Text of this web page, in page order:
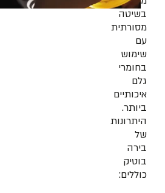
בשיטה
מסורתית
עם
שימוש
בחומרי
גלם
איכותיים
ביותר.
היתרונות
של
בירה
בוטיק
כוללים: